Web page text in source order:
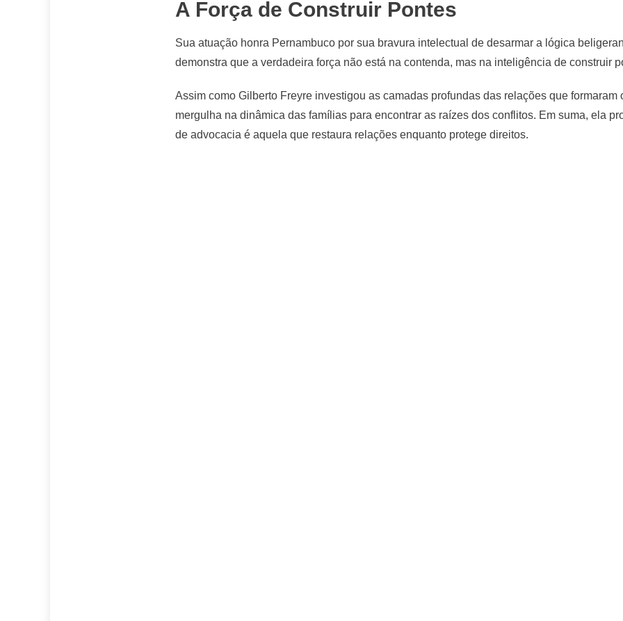
A Força de Construir Pontes
Sua atuação honra Pernambuco por sua bravura intelectual de desarmar a lógica
demonstra que a verdadeira força não está na contenda, mas na inteligência de construir
Assim como Gilberto Freyre investigou as camadas profundas das relações que
mergulha na dinâmica das famílias para encontrar as raízes dos conflitos. Em suma, ela
de advocacia é aquela que restaura relações enquanto protege direitos.